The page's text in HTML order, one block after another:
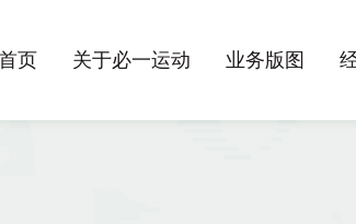
页 关于必一运动 业务版图